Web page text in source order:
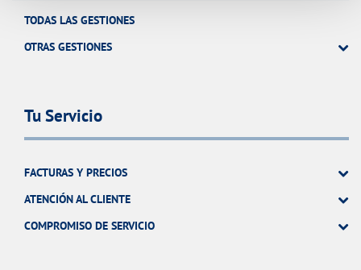
TODAS LAS GESTIONES
OTRAS GESTIONES
Tu Servicio
FACTURAS Y PRECIOS
ATENCIÓN AL CLIENTE
COMPROMISO DE SERVICIO